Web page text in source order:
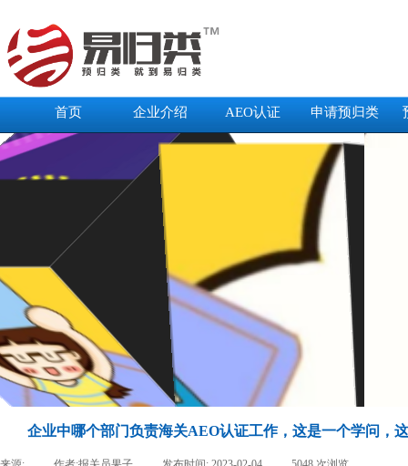
首页 企业介绍 AEO认证 申请预归类
企业中哪个部门负责海关AEO认证工作，这是一个学问，